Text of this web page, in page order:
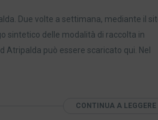
Due volte a settimana, mediante il
sintetico delle modalità di raccolta in
può essere scaricato qui. Nel
CONTINUA A LEGGERE